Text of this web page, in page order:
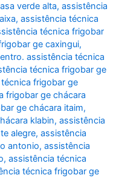
verde alta,assistência
,assistência técnica
técnica frigobar
ge caxingui,
assistência técnica
técnica frigobar ge
frigobar ge
frigobar ge chácara
ge chácara itaim,
klabin,assistência
alegre,assistência
antonio,assistência
,assistência técnica
técnica frigobar ge